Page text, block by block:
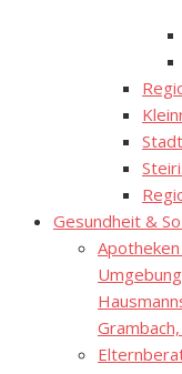
Gesundheit &